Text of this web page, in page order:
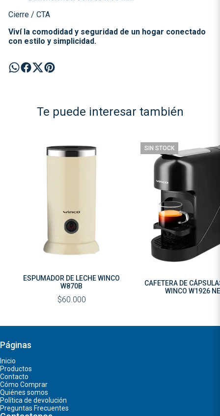
Cierre / CTA
Viví la comodidad y seguridad de un hogar conectado
con estilo y simplicidad.
Te puede interesar también
ESPUMADOR DE LECHE WINCO
W870B
$60.000
SIN STOCK
CAFETERA DE
WINCO W1926
Páginas
Inicio
Productos
Contacto
Cómo Comprar
Quiénes somos
Política de devolución
Preguntas Frecuentes